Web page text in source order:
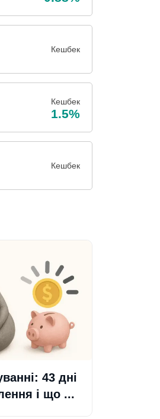
Кешбек
Кешбек
1.5%
Кешбек
43 дні
і що ...